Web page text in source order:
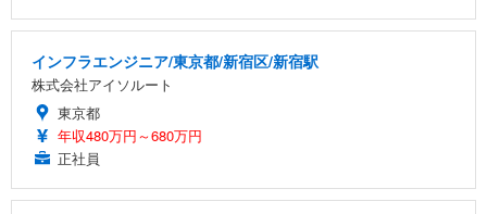
インフラエンジニア/東京都/新宿区/新宿駅
株式会社アイソルート
東京都
年収480万円～680万円
正社員